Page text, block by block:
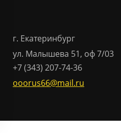
г. Екатеринбург
ул. Малышева 51, оф 7/03
+7 (343) 207-74-36
ooorus66@mail.ru